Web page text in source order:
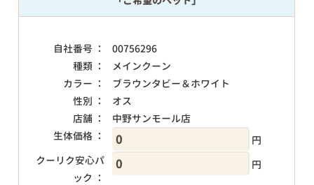
自社番号 ：
00756296
種類 ：
メインクーン
カラー ：
ブラウンタビー＆ホワイト
性別 ：
オス
店舗 ：
中野サンモール店
生体価格 ：
円
クーリク安心パ
ック ：
円